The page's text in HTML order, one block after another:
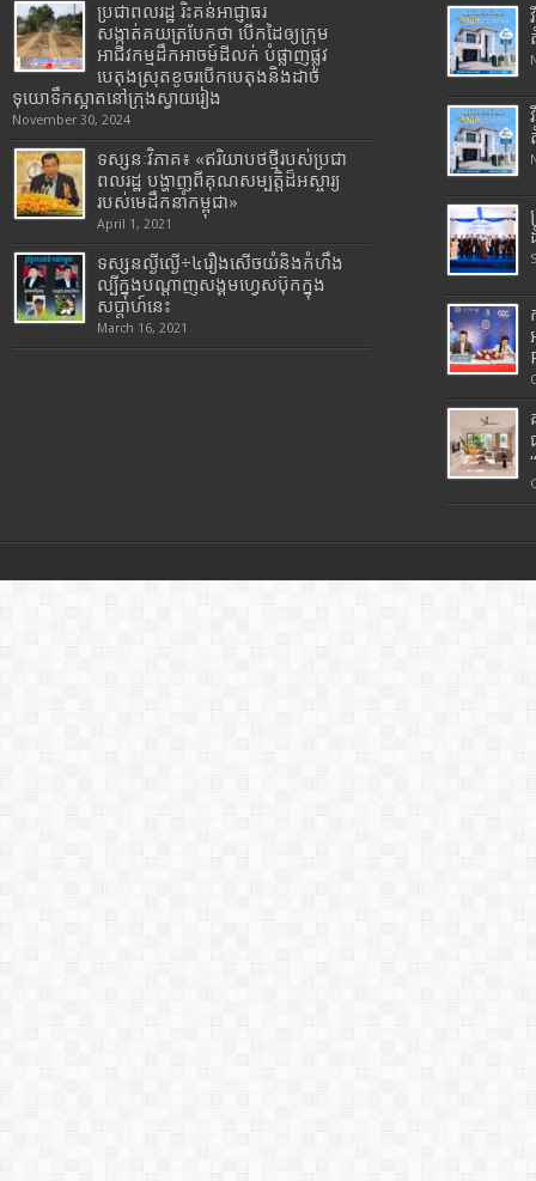
ប្រជាពលរដ្ឋ រិះគន់អាជ្ញាធរ
សង្កាត់គយត្របែកថា បើកដៃឲ្យក្រុម
អាជីវកម្មដឹកអាចម៍ដីលក់ បំផ្លាញផ្លូវ
បេតុងស្រុតខូចរបើកបេតុងនិងដាច់
ទុយោទឹកស្អាតនៅក្រុងស្វាយរៀង
November 30, 2024
ទស្សនៈវិភាគ៖ «ឥរិយាបថថ្មីរបស់ប្រជា
ពលរដ្ឋ បង្ហាញពីគុណសម្បត្តិដ៏អស្ចារ្យ
របស់មេដឹកនាំកម្ពុជា»
April 1, 2021
ទស្សនល្ងីល្ងើ÷៤រឿងសើចយំនិងកំហឹង
ល្បីក្នុងបណ្តាញសង្គមហ្វេសប៊ុកក្នុង
សប្តាហ៍នេះ
March 16, 2021